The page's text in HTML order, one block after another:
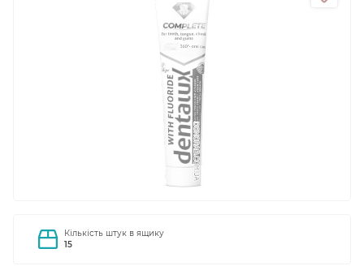
Кількість штук в ящику
15